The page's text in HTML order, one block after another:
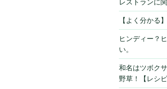
レストランに
【よく分かる
ヒンディー？
い。
和名はツボク
野草！【レシピ